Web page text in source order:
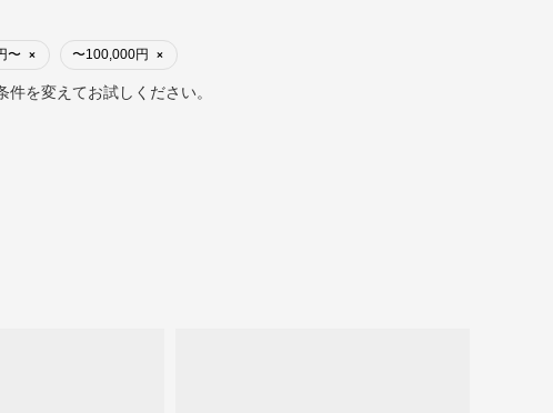
〜 × 〜100,000円 ×
を変えてお試しください。